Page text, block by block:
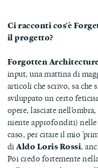
Ci racconti cos'è
il progetto?
Forgotten
input, una mattina di
articoli che scrivo, sa che
sviluppato un certo
opere, lasciate
niente approfonditi) nelle
caso, per citare il mio
diAldo Loris Rossi,
Poi credo fortemente